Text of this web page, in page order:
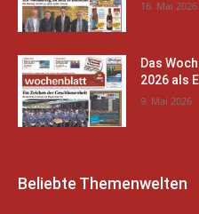
16. Mai 2026
Das
2026 als
9. Mai 2026
Beliebte Themenwelten